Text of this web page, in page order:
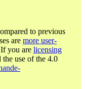
to previous
are more user-
you are licensing
use of the 4.0